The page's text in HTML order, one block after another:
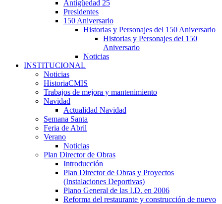
Antigüedad 25
Presidentes
150 Aniversario
Historias y Personajes del 150 Aniversario
Historias y Personajes del 150
Aniversario
Noticias
INSTITUCIONAL
Noticias
HistoriaCMIS
Trabajos de mejora y mantenimiento
Navidad
Actualidad Navidad
Semana Santa
Feria de Abril
Verano
Noticias
Plan Director de Obras
Introducción
Plan Director de Obras y Proyectos
(Instalaciones Deportivas)
Plano General de las I.D. en 2006
Reforma del restaurante y construcción de nuevo